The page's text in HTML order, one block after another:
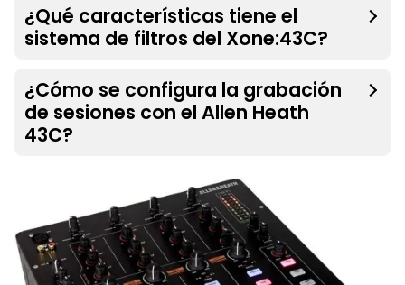
¿Qué características tiene el
sistema de filtros del Xone:43C?
¿Cómo se configura la grabación
de sesiones con el Allen Heath
43C?